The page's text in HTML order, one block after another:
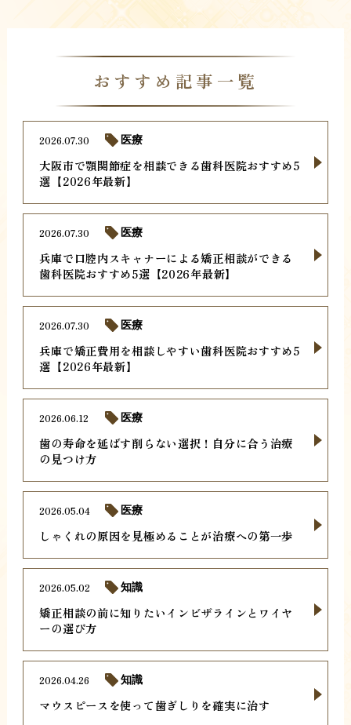
おすすめ記事一覧
大阪市で顎関節症を相談できる歯科医院おすすめ5
選【2026年最新】
2026.07.30 医療
兵庫で口腔内スキャナーによる矯正相談ができる
歯科医院おすすめ5選【2026年最新】
2026.07.30 医療
兵庫で矯正費用を相談しやすい歯科医院おすすめ5
選【2026年最新】
2026.07.30 医療
歯の寿命を延ばす削らない選択！自分に合う治療
の見つけ方
2026.06.12 医療
しゃくれの原因を見極めることが治療への第一歩
2026.05.04 医療
矯正相談の前に知りたいインビザラインとワイヤ
ーの選び方
2026.05.02 知識
マウスピースを使って歯ぎしりを確実に治す
2026.04.26 知識